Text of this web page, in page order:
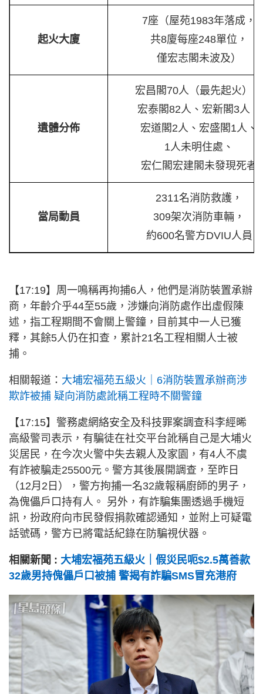
起火大廈
7座（屋苑1983年落成，
共8廈每座248單位，
僅宏志閣未波及）
遺體分佈
宏昌閣70人（最先起火）、
宏泰閣82人、宏新閣3人、
宏道閣2人、宏盛閣1人、
1人未明住處、
宏仁閣宏建閣未發現死者
當局動員
2311名消防救護，
309架次消防車輛，
約600名警方DVIU人員
【17:19】周一鳴稱再拘捕6人，他們是消防裝置承辦
商，年齡介乎44至55歲，涉嫌向消防處作出虛假陳
述，指工程期間不會關上警鐘，目前其中一人已獲
釋，其餘5人仍在扣查，累計21名工程相關人士被
捕。
相關報道： 大埔宏福苑五級火｜6消防裝置承辦商涉
欺詐被捕 疑向消防處訛稱工程時不關警鐘
【17:15】警務處網絡安全及科技罪案調查科李經晞
高級警司表示，有騙徒在社交平台訛稱自己是大埔火
災居民，在今次火警中失去親人及家園，有4人不虞
有詐被騙走25500元。警方其後展開調查，至昨日
（12月2日），警方拘捕一名32歲報稱廚師的男子，
為傀儡戶口持有人。 另外，有詐騙集團透過手機短
訊，扮政府向市民發假捐款確認通知，並附上可疑電
話號碼，警方已將電話紀錄在防騙視伏器。
相關新聞 : 大埔宏福苑五級火｜假災民呃$2.5萬善款
32歲男持傀儡戶口被捕 警揭有詐騙SMS冒充港府